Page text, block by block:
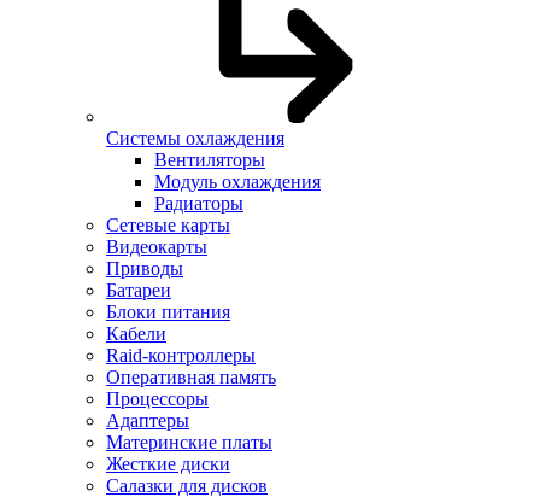
Системы охлаждения
Вентиляторы
Модуль охлаждения
Радиаторы
Сетевые карты
Видеокарты
Приводы
Батареи
Блоки питания
Кабели
Raid-контроллеры
Оперативная память
Процессоры
Адаптеры
Материнские платы
Жесткие диски
Салазки для дисков